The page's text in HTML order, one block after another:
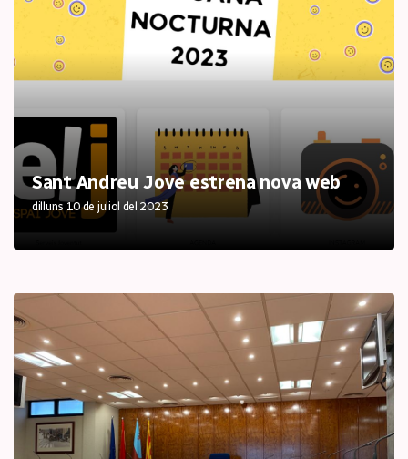
Sant Andreu Jove estrena nova web
dilluns 10 de juliol del 2023